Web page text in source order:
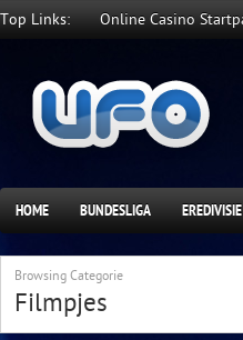
Top Links: Online Casino
HOME BUNDESLIGA EREDIVISIE
Browsing Categorie
Filmpjes